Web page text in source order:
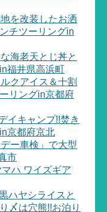
を改装したお洒
チツーリングin
海老天とじ丼と
福井県高浜町
クアイス＆十割
リングin京都府
イキャンプ!!焚き
京都府京北
ー車検」で大型
市
ハ ワイズギア
ハヤシライスと
〆は穴熊!!お泊り